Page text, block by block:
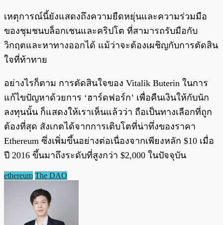
เหตุการณ์นี้ยังแสดงถึงความยืดหยุ่นและความร่วมมือ
ของชุมชนบล็อกเชนและคริปโต ที่สามารถรับมือกับ
วิกฤตและหาทางออกได้ แม้ว่าจะต้องเผชิญกับการตัดสิน
ใจที่ท้าทาย
อย่างไรก็ตาม การตัดสินใจของ Vitalik Buterin ในการ
แก้ไขปัญหาด้วยการ ‘ฮาร์ดฟอร์ก’ เพื่อคืนเงินให้กับนัก
ลงทุนนั้น ก็แสดงให้เราเห็นแล้วว่า ถือเป็นทางเลือกที่ถูก
ต้องที่สุด สังเกตได้จากการเติบโตที่น่าทึ่งของราคา
Ethereum ซึ่งเพิ่มขึ้นอย่างต่อเนื่องจากเพียงหลัก $10 เมื่อ
ปี 2016 ขึ้นมาถึงระดับที่สูงกว่า $2,000 ในปัจจุบัน
ethereum The DAO